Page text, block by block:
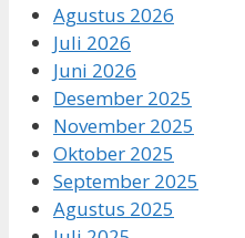
Agustus 2026
Juli 2026
Juni 2026
Desember 2025
November 2025
Oktober 2025
September 2025
Agustus 2025